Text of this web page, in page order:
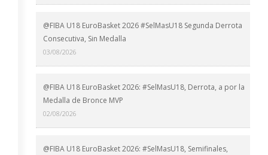
@FIBA U18 EuroBasket 2026 #SelMasU18 Segunda Derrota
Consecutiva, Sin Medalla
03/08/2026
@FIBA U18 EuroBasket 2026: #SelMasU18, Derrota, a por la
Medalla de Bronce MVP
02/08/2026
@FIBA U18 EuroBasket 2026: #SelMasU18, Semifinales,